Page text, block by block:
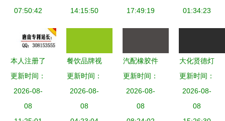
助力品牌建
07:50:42
双重赋能
14:15:50
身？——商
17:49:19
册
01:34:23
本人注册了
一个商标想
卖掉,已经
有注册证
更新时间：
2026-08-
08
餐饮品牌视
觉设计全案
解析 从
Logo到包
更新时间：
2026-08-
08
汽配橡胶件
公司产品商
标设计理念
与方案
更新时间：
2026-08-
08
大化贤德灯
饰加工厂
Logo与商
标设计 点
更新时间：
2026-08-
08